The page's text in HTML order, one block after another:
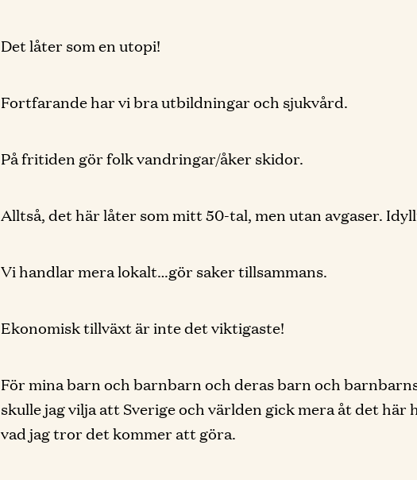
Det låter som en utopi!
Fortfarande har vi bra utbildningar och sjukvård.
På fritiden gör folk vandringar/åker skidor.
Alltså, det här låter som mitt 50-tal, men utan avgaser.
Vi handlar mera lokalt…gör saker tillsammans.
Ekonomisk tillväxt är inte det viktigaste!
För mina barn och barnbarn och deras barn och
skulle jag vilja att Sverige och världen gick mera åt det här
vad jag tror det kommer att göra.